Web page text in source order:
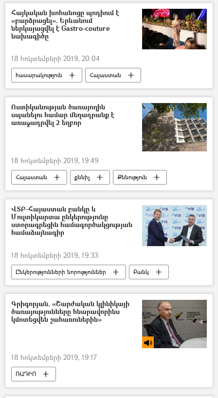
Վահագն Վերմիշյան
Նիկոլ Փաշինյան
Հայկական խոհանոցը պոդիում է
«բարձրացել». Երևանում
ներկայացվել է Gastro-couture
նախագիծը
18 հոկտեմբերի 2019, 20:04
հասարակություն
Հայաստան
նորաձևություն
խոհանոց
Ոստիկանության ծառայողին
սպանելու համար մեղադրանք է
առաջադրվել 2 եղբոր
18 հոկտեմբերի 2019, 19:49
Հայաստան քննիչ
Քննություն
հարցաքննություն
ՀՀ քննչական կոմիտե
Սպանություն
ՎՏԲ-Հայաստան բանկը և
Մուլտիկարտա ընկերությունը
ստորագրեցին համագործակցության
համաձայնագիր
18 հոկտեմբերի 2019, 19:33
Ընկերությունների նորություններ
Բանկ
համաձայնագիր
Գրիգորյան. «Շարժական կլինիկայի
ծառայությունները հնարավորինս
կմոտեցվեն շահառուներին»
18 հոկտեմբերի 2019, 19:17
ՌԱԴԻՈ
Միավորված ազգերի կազմակերպություն (ՄԱԿ)